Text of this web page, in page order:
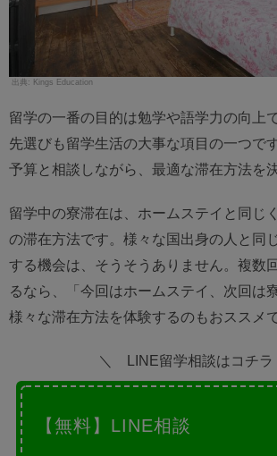
Kings Education
留学の一番の目的は勉学や語学力の向上
先選びも留学生活の大事な項目の一つで
予算と相談しながら、最適な滞在方法を
留学中の寮滞在は、ホームステイと同じ
の滞在方法です。様々な国出身の人と同
する機会は、そうそうありません。複数
るなら、「今回はホームステイ、次回は
様々な滞在方法を体験するのもおススメで
＼ LINE留学相談はコチ
【無料】LINE相談